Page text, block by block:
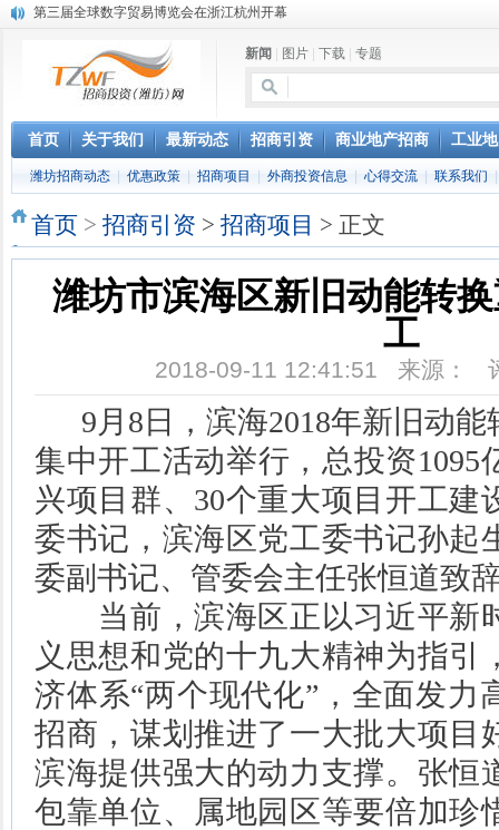
第三届全球数字贸易博览会在浙江杭州开幕
潍坊招商局讯：2024中日韩产业合作发展论坛开幕
昌乐大项目“拔节生长”赋能高质量发展
格润麦尔高端淀粉预混料智能制造项目顺利通过验收
潍坊招商局转：潍坊的冬日“秋景”
潍坊招商局转：潍坊历史名人--燕肃
欢聚潍坊·2024青岛啤酒 畅享节今晚启幕
新闻 图片 下载 专题
首页 关于我们 最新动态 招商引资 商业地产招商 工业
潍坊招商动态 优惠政策 招商项目 外商投资信息 心得交流 联系我们
首页 > 招商引资 > 招商项目 > 正文
潍坊市滨海区新旧动能转
工
2018-09-11 12:41:51 来源：
9月8日，滨海2018年新旧动能
集中开工活动举行，总投资1095
兴项目群、30个重大项目开工建
委书记，滨海区党工委书记孙起
委副书记、管委会主任张恒道致
当前，滨海区正以习近平新
义思想和党的十九大精神为指引
济体系“两个现代化”，全面发力
招商，谋划推进了一大批大项目
滨海提供强大的动力支撑。张恒
包靠单位、属地园区等要倍加珍